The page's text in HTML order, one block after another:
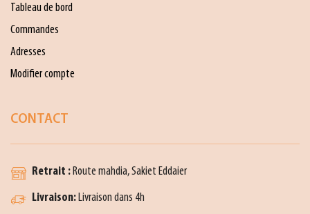
Tableau de bord
Commandes
Adresses
Modifier compte
CONTACT
Retrait :Route mahdia, Sakiet Eddaier
Livraison:Livraison dans 4h